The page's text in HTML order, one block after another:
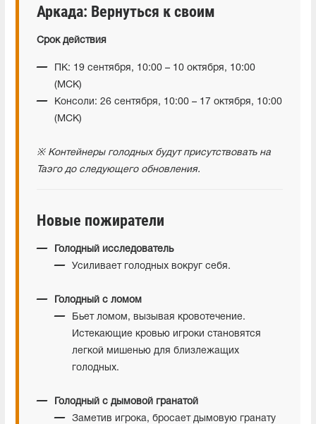
Аркада: Вернуться к своим
Срок действия
ПК: 19 сентября, 10:00 – 10 октября, 10:00
(МСК)
Консоли: 26 сентября, 10:00 – 17 октября, 10:00
(МСК)
※ Контейнеры голодных будут присутствовать на
Таэго до следующего обновления.
Новые пожиратели
Голодный исследователь
Усиливает голодных вокруг себя.
Голодный с ломом
Бьет ломом, вызывая кровотечение.
Истекающие кровью игроки становятся
легкой мишенью для близлежащих
голодных.
Голодный с дымовой гранатой
Заметив игрока, бросает дымовую гранату